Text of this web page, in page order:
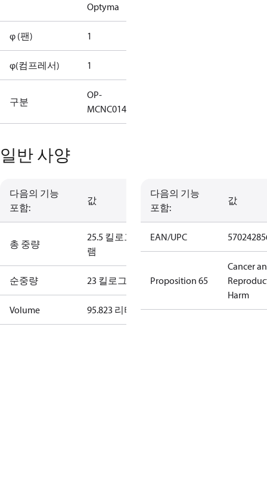
Optyma
φ (팬) 1
φ(컴프레서) 1
구분
OP-
MCNC014NPA09G
일반 사양
다음의 기능
포함:
값
총 중량
25.5 킬로그
램
순중량 23 킬로그램
Volume 95.823 리터
다음의 기능
포함:
값
EAN/UPC
Proposition 65
Cancer
Harm